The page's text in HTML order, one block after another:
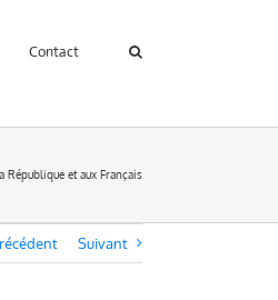
Contact
République et aux Français
Suivant